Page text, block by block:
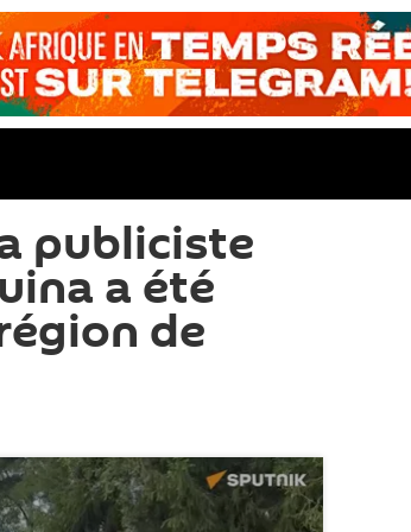
publiciste
a été
de